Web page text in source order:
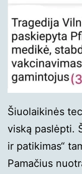
Šiuolaikinės
viską paslėpti.
ir patikimas“
Pamačius